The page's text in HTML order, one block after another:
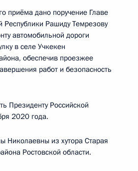
приёма дано поручение Главе
Республики Рашиду Темрезову
автомобильной дороги
в селе Учкекен
обеспечив проезжее
работ и безопасность
Президенту Российской
2020 года.
Николаевны из хутора Старая
Ростовской области.